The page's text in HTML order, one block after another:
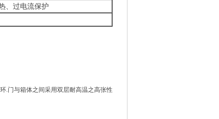
、过电流保护
.门与箱体之间采用双层耐高温之高张性